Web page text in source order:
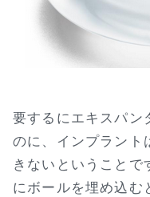
要するにエキスパン
のに、インプラント
きないということで
にボールを埋め込む